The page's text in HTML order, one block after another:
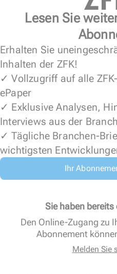
Lesen Sie
Erhalten Sie
Inhalten der ZFK!
✓ Vollzugriff auf alle
ePaper
✓ Exklusive Analysen,
Interviews aus der
✓ Tägliche Branchen-
wichtigsten
Ihr
Sie haben
Den Online-Zugang zu
Abonnement
Melden Sie